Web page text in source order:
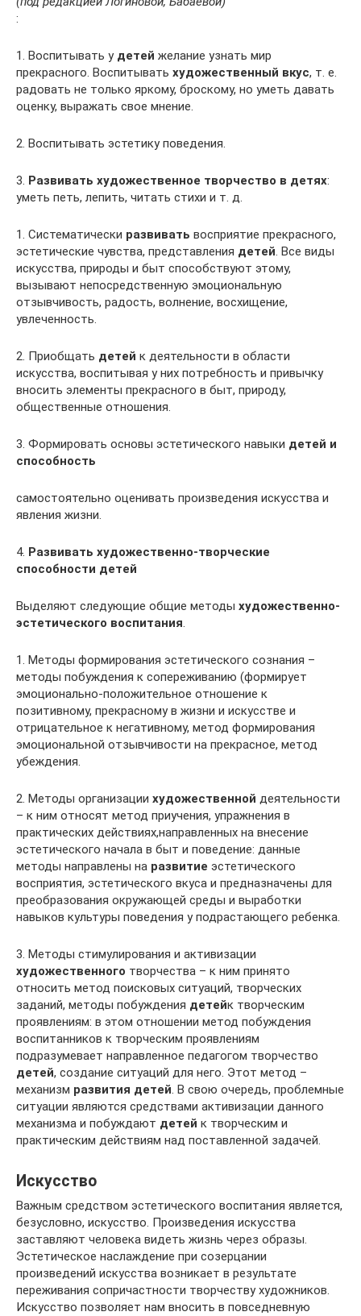
:
1. Воспитывать у детей желание узнать мир
прекрасного. Воспитывать художественный вкус, т. е.
радовать не только яркому, броскому, но уметь давать
оценку, выражать свое мнение.
2. Воспитывать эстетику поведения.
3. Развивать художественное творчество в детях:
уметь петь, лепить, читать стихи и т. д.
1. Систематически развивать восприятие прекрасного,
эстетические чувства, представления детей. Все виды
искусства, природы и быт способствуют этому,
вызывают непосредственную эмоциональную
отзывчивость, радость, волнение, восхищение,
увлеченность.
2. Приобщать детей к деятельности в области
искусства, воспитывая у них потребность и привычку
вносить элементы прекрасного в быт, природу,
общественные отношения.
3. Формировать основы эстетического навыки детей и
способность
самостоятельно оценивать произведения искусства и
явления жизни.
4. Развивать художественно-творческие
способности детей
Выделяют следующие общие методы художественно-
эстетического воспитания.
1. Методы формирования эстетического сознания –
методы побуждения к сопереживанию (формирует
эмоционально-положительное отношение к
позитивному, прекрасному в жизни и искусстве и
отрицательное к негативному, метод формирования
эмоциональной отзывчивости на прекрасное, метод
убеждения.
2. Методы организации художественной деятельности
– к ним относят метод приучения, упражнения в
практических действиях,направленных на внесение
эстетического начала в быт и поведение: данные
методы направлены на развитие эстетического
восприятия, эстетического вкуса и предназначены для
преобразования окружающей среды и выработки
навыков культуры поведения у подрастающего ребенка.
3. Методы стимулирования и активизации
художественного творчества – к ним принято
относить метод поисковых ситуаций, творческих
заданий, методы побуждения детейк творческим
проявлениям: в этом отношении метод побуждения
воспитанников к творческим проявлениям
подразумевает направленное педагогом творчество
детей, создание ситуаций для него. Этот метод –
механизм развития детей. В свою очередь, проблемные
ситуации являются средствами активизации данного
механизма и побуждают детей к творческим и
практическим действиям над поставленной задачей.
Искусство
Важным средством эстетического воспитания является,
безусловно, искусство. Произведения искусства
заставляют человека видеть жизнь через образы.
Эстетическое наслаждение при созерцании
произведений искусства возникает в результате
переживания сопричастности творчеству художников.
Искусство позволяет нам вносить в повседневную